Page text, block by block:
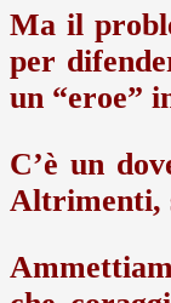
Ma il
per
un “eroe”
C’è un
Altrimenti,